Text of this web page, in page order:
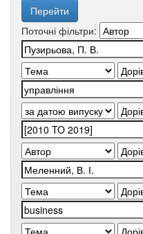
Поточні фільтри: